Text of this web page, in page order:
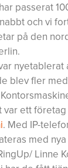
passerat
och vi
på den
nyetablerat
blev fler
var ett
. Med IP-
med
Linne